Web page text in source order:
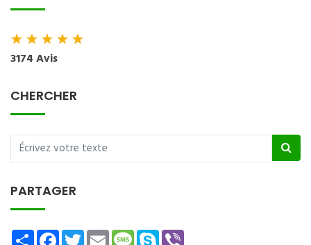
★★★★★
3174 Avis
CHERCHER
PARTAGER
ShareFacebookTwitterEmailMessage
Skype